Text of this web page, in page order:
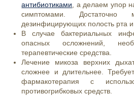
антибиотиками , а делаем упор
симптомами. Достаточно
дезинфицирующих полость рта и
В случае бактериальных
опасных осложнений,
терапевтические средства.
Лечение микоза верхних
сложнее и длительнее.
фармакотерапия с
противогрибковых средств.